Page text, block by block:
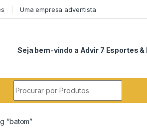
Uma empresa adventista
Seja bem-vindo a Advir 7 Esportes &
“batom”